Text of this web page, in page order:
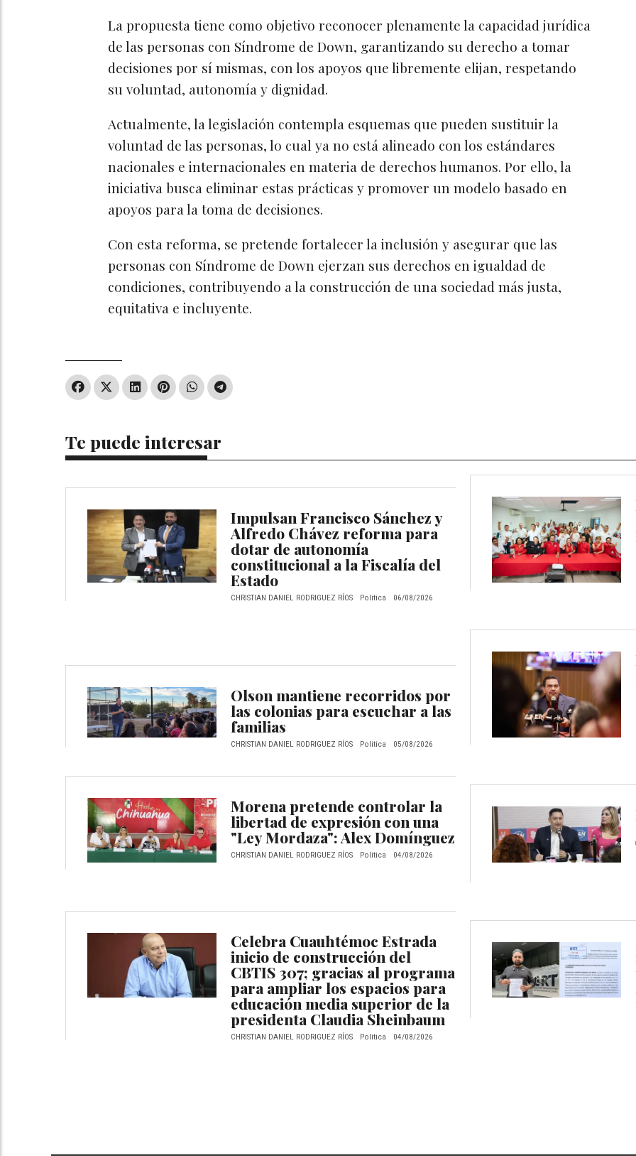
La propuesta tiene como objetivo reconocer plenamente la capacidad jurídica
de las personas con Síndrome de Down, garantizando su derecho a tomar
decisiones por sí mismas, con los apoyos que libremente elijan, respetando
su voluntad, autonomía y dignidad.
Actualmente, la legislación contempla esquemas que pueden sustituir la
voluntad de las personas, lo cual ya no está alineado con los estándares
nacionales e internacionales en materia de derechos humanos. Por ello, la
iniciativa busca eliminar estas prácticas y promover un modelo basado en
apoyos para la toma de decisiones.
Con esta reforma, se pretende fortalecer la inclusión y asegurar que las
personas con Síndrome de Down ejerzan sus derechos en igualdad de
condiciones, contribuyendo a la construcción de una sociedad más justa,
equitativa e incluyente.
Te puede interesar
Impulsan Francisco Sánchez y
Alfredo Chávez reforma para
dotar de autonomía
constitucional a la Fiscalía del
Estado
CHRISTIAN DANIEL RODRIGUEZ RÍOS Politica 06/08/2026
Olson mantiene recorridos por
las colonias para escuchar a las
familias
CHRISTIAN DANIEL RODRIGUEZ RÍOS Politica 05/08/2026
Morena pretende controlar la
libertad de expresión con una
"Ley Mordaza": Alex Domínguez
CHRISTIAN DANIEL RODRIGUEZ RÍOS Politica 04/08/2026
Celebra Cuauhtémoc Estrada
inicio de construcción del
CBTIS 307; gracias al programa
para ampliar los espacios para
educación media superior de la
presidenta Claudia Sheinbaum
CHRISTIAN DANIEL RODRIGUEZ RÍOS Politica 04/08/2026